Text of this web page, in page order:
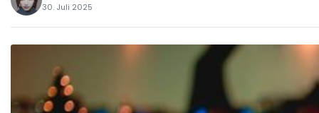
30. Juli 2025